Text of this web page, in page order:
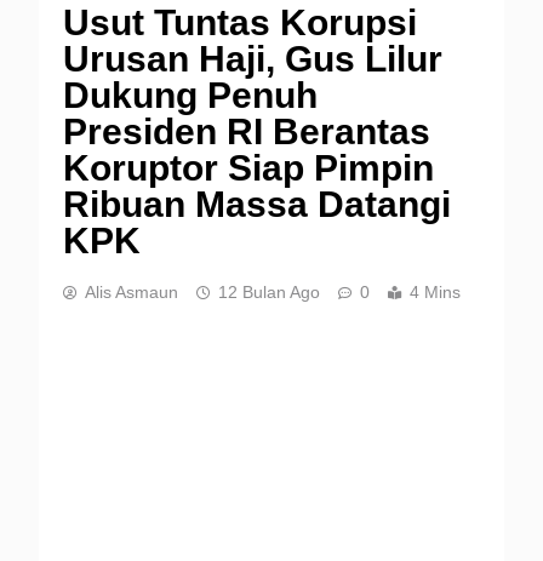
Usut Tuntas Korupsi
Urusan Haji, Gus Lilur
Dukung Penuh
Presiden RI Berantas
Koruptor Siap Pimpin
Ribuan Massa Datangi
KPK
Alis Asmaun 12 Bulan Ago 0 4 Mins